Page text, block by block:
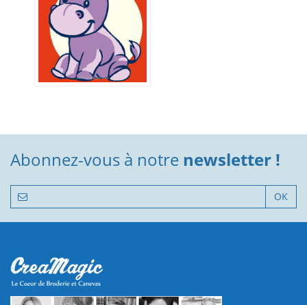
Abonnez-vous à notre newsletter !
OK